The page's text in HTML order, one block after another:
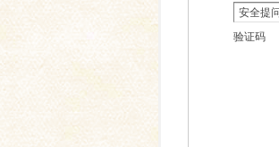
验证码